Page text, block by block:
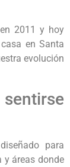
2011 y hoy
en Santa
evolución
sentirse
para
y áreas donde